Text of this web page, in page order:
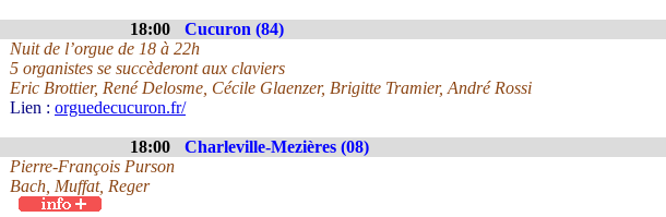
18:00 Cucuron (84)
Nuit de l’orgue de 18 à 22h
5 organistes se succèderont aux claviers
Eric Brottier, René Delosme, Cécile Glaenzer, Brigitte Tramier, André Rossi
Lien : orguedecucuron.fr/
18:00 Charleville-Mezières (08)
Pierre-François Purson
Bach, Muffat, Reger